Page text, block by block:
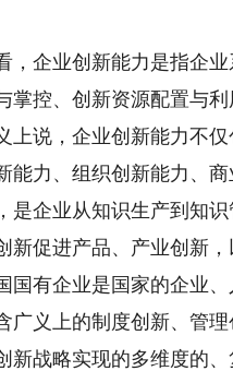
企业创新能力是指企业
掌控、创新资源配置与
上说，企业创新能力不
能力、组织创新能力、
是企业从知识生产到知
新促进产品、产业创新
国有企业是国家的企业
广义上的制度创新、管
战略实现的多维度的、